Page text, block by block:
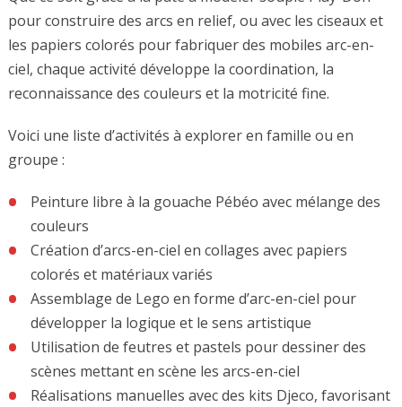
pour construire des arcs en relief, ou avec les ciseaux et
les papiers colorés pour fabriquer des mobiles arc-en-
ciel, chaque activité développe la coordination, la
reconnaissance des couleurs et la motricité fine.
Voici une liste d’activités à explorer en famille ou en
groupe :
Peinture libre à la gouache Pébéo avec mélange des
couleurs
Création d’arcs-en-ciel en collages avec papiers
colorés et matériaux variés
Assemblage de Lego en forme d’arc-en-ciel pour
développer la logique et le sens artistique
Utilisation de feutres et pastels pour dessiner des
scènes mettant en scène les arcs-en-ciel
Réalisations manuelles avec des kits Djeco, favorisant